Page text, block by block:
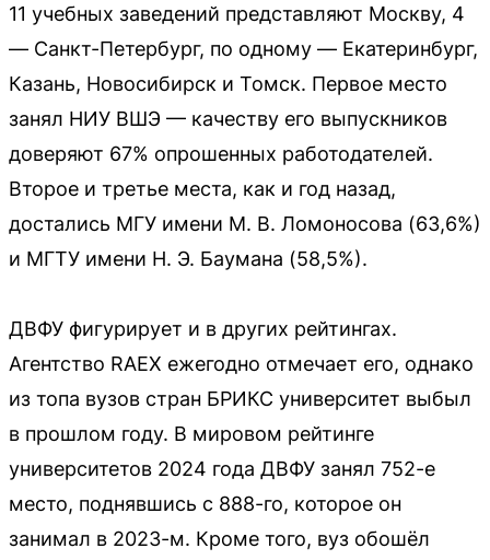
11 учебных заведений представляют Москву, 4
— Санкт-Петербург, по одному — Екатеринбург,
Казань, Новосибирск и Томск. Первое место
занял НИУ ВШЭ — качеству его выпускников
доверяют 67% опрошенных работодателей.
Второе и третье места, как и год назад,
достались МГУ имени М. В. Ломоносова (63,6%)
и МГТУ имени Н. Э. Баумана (58,5%).
ДВФУ фигурирует и в других рейтингах.
Агентство RAEX ежегодно отмечает его, однако
из топа вузов стран БРИКС университет выбыл
в прошлом году. В мировом рейтинге
университетов 2024 года ДВФУ занял 752-е
место, поднявшись с 888-го, которое он
занимал в 2023-м. Кроме того, вуз обошёл